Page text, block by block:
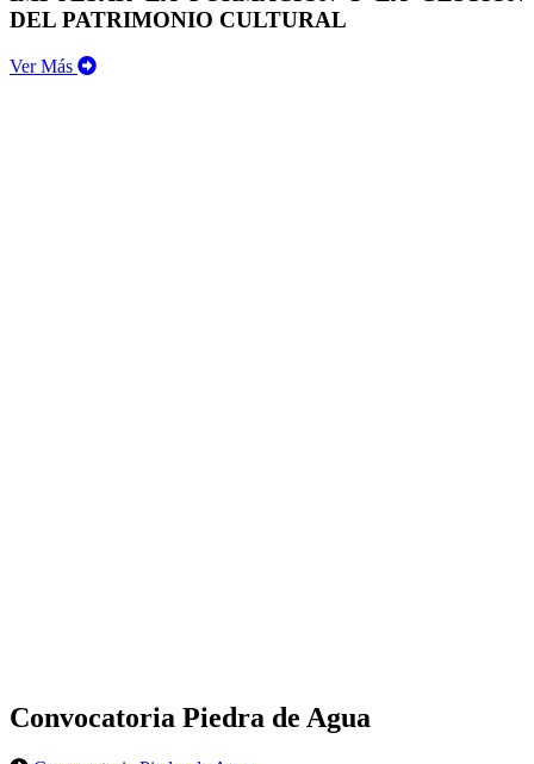
DEL PATRIMONIO CULTURAL
Ver Más
Convocatoria Piedra de Agua